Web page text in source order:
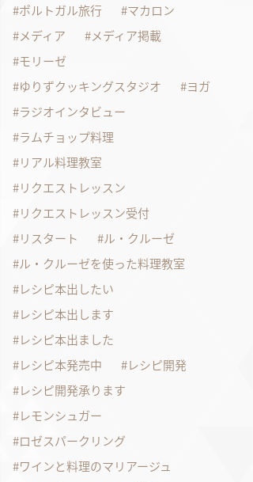
ポルトガル旅行
マカロン
メディア
メディア掲載
モリーゼ
ゆりずクッキングスタジオ
ヨガ
ラジオインタビュー
ラムチョップ料理
リアル料理教室
リクエストレッスン
リクエストレッスン受付
リスタート
ル・クルーゼ
ル・クルーゼを使った料理教室
レシピ本出したい
レシピ本出します
レシピ本出ました
レシピ本発売中
レシピ開発
レシピ開発承ります
レモンシュガー
ロゼスパークリング
ワインと料理のマリアージュ